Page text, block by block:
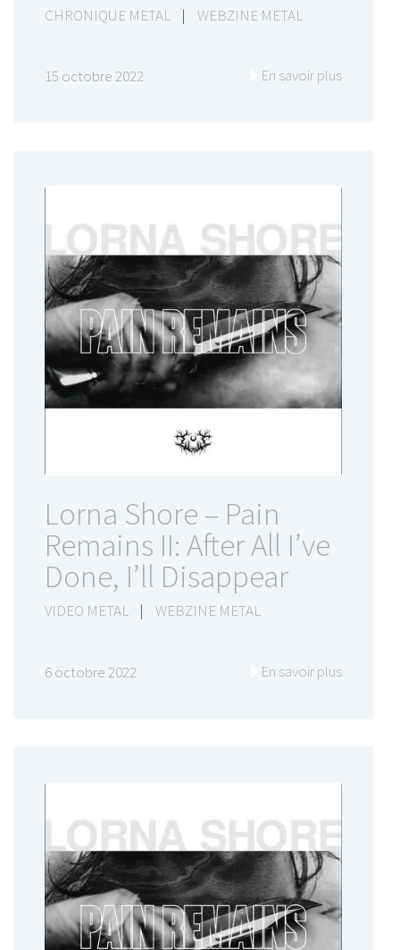
CHRONIQUE METAL | WEBZINE METAL
15 octobre 2022 En savoir plus
Lorna Shore – Pain
Remains II: After All I’ve
Done, I’ll Disappear
VIDEO METAL | WEBZINE METAL
6 octobre 2022 En savoir plus